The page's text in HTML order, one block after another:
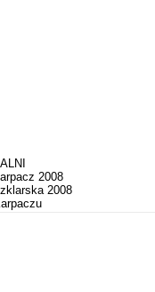
2008
2008